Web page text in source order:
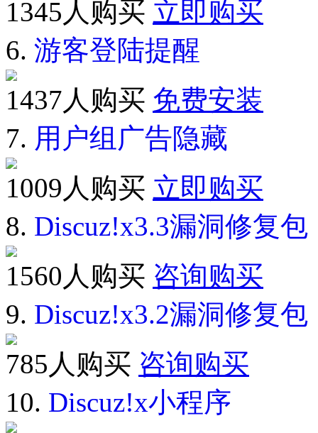
1345人购买 立即购买
6. 游客登陆提醒
1437人购买 免费安装
7. 用户组广告隐藏
1009人购买 立即购买
8. Discuz!x3.3漏洞修复包
1560人购买 咨询购买
9. Discuz!x3.2漏洞修复包
785人购买 咨询购买
10. Discuz!x小程序